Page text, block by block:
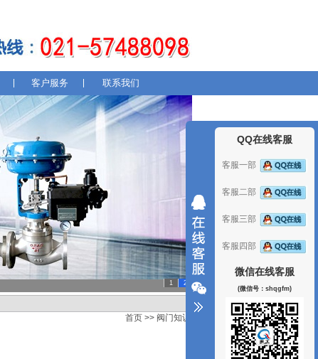
客户服务 联系我们
1 2
首页 >> 阀门知识
QQ在线客服
客服一部
客服二部
客服三部
客服四部
微信在线客服
(微信号：shqgfm)